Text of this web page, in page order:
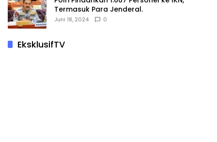
Termasuk Para Jenderal.
Juni 18, 2024 0
EksklusifTV